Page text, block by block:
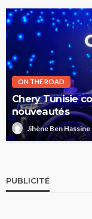
ON THE ROAD
Chery Tunisie
nouveautés
Jihène Ben Hassine
PUBLICITÉ